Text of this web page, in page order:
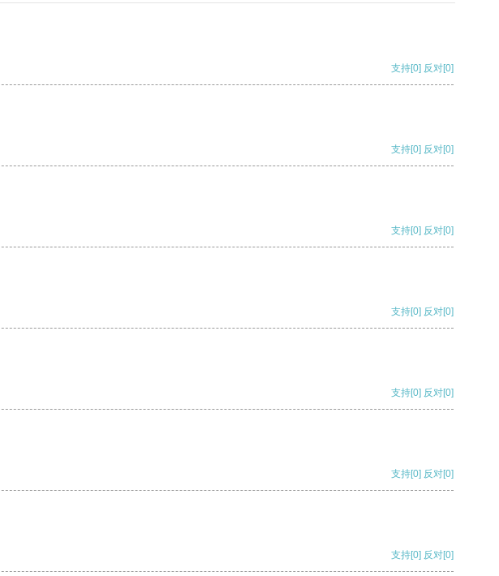
支持[0] 反对[0]
支持[0] 反对[0]
支持[0] 反对[0]
支持[0] 反对[0]
支持[0] 反对[0]
支持[0] 反对[0]
支持[0] 反对[0]